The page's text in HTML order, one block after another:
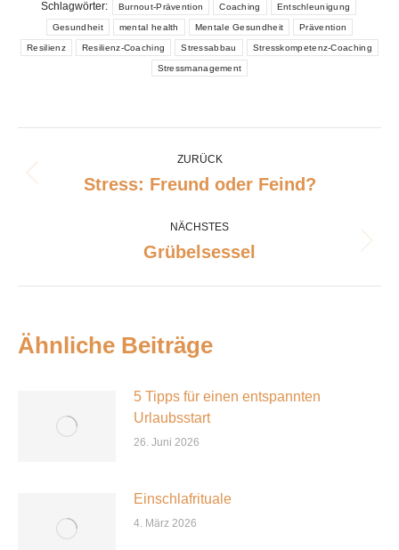
Schlagwörter: Burnout-Prävention Coaching Entschleunigung
Gesundheit mental health Mentale Gesundheit Prävention
Resilienz Resilienz-Coaching Stressabbau Stresskompetenz-Coaching
Stressmanagement
Kommentarnavigation
ZURÜCK
Vorheriger
Stress: Freund oder Feind?
NÄCHSTES
Nächster
Grübelsessel
Ähnliche Beiträge
5 Tipps für einen entspannten
Urlaubsstart
26. Juni 2026
Einschlafrituale
4. März 2026